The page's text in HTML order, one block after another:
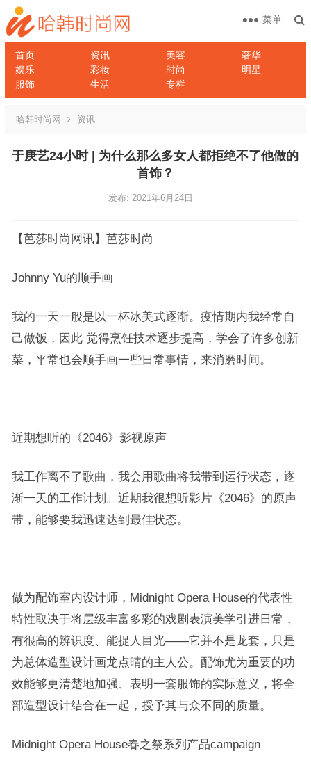
首页 资讯 美容
奢华
娱乐
彩妆 时尚
明星
服饰
生活 专栏
菜单
哈韩时尚网 资讯
于庚艺24小时 | 为什么那么多女人都拒绝不了他做的
首饰？
发布: 2021年6月24日
【芭莎时尚网讯】芭莎时尚
Johnny Yu的顺手画
我的一天一般是以一杯冰美式逐渐。疫情期内我经常自
己做饭，因此 觉得烹饪技术逐步提高，学会了许多创新
菜，平常也会顺手画一些日常事情，来消磨时间。
近期想听的《2046》影视原声
我工作离不了歌曲，我会用歌曲将我带到运行状态，逐
渐一天的工作计划。近期我很想听影片《2046》的原声
带，能够要我迅速达到最佳状态。
做为配饰室内设计师，Midnight Opera House的代表性
特性取决于将层级丰富多彩的戏剧表演美学引进日常，
有很高的辨识度、能捉人目光——它并不是龙套，只是
为总体造型设计画龙点晴的主人公。配饰尤为重要的功
效能够更清楚地加强、表明一套服饰的实际意义，将全
部造型设计结合在一起，授予其与众不同的质量。
Midnight Opera House春之祭系列产品campaign